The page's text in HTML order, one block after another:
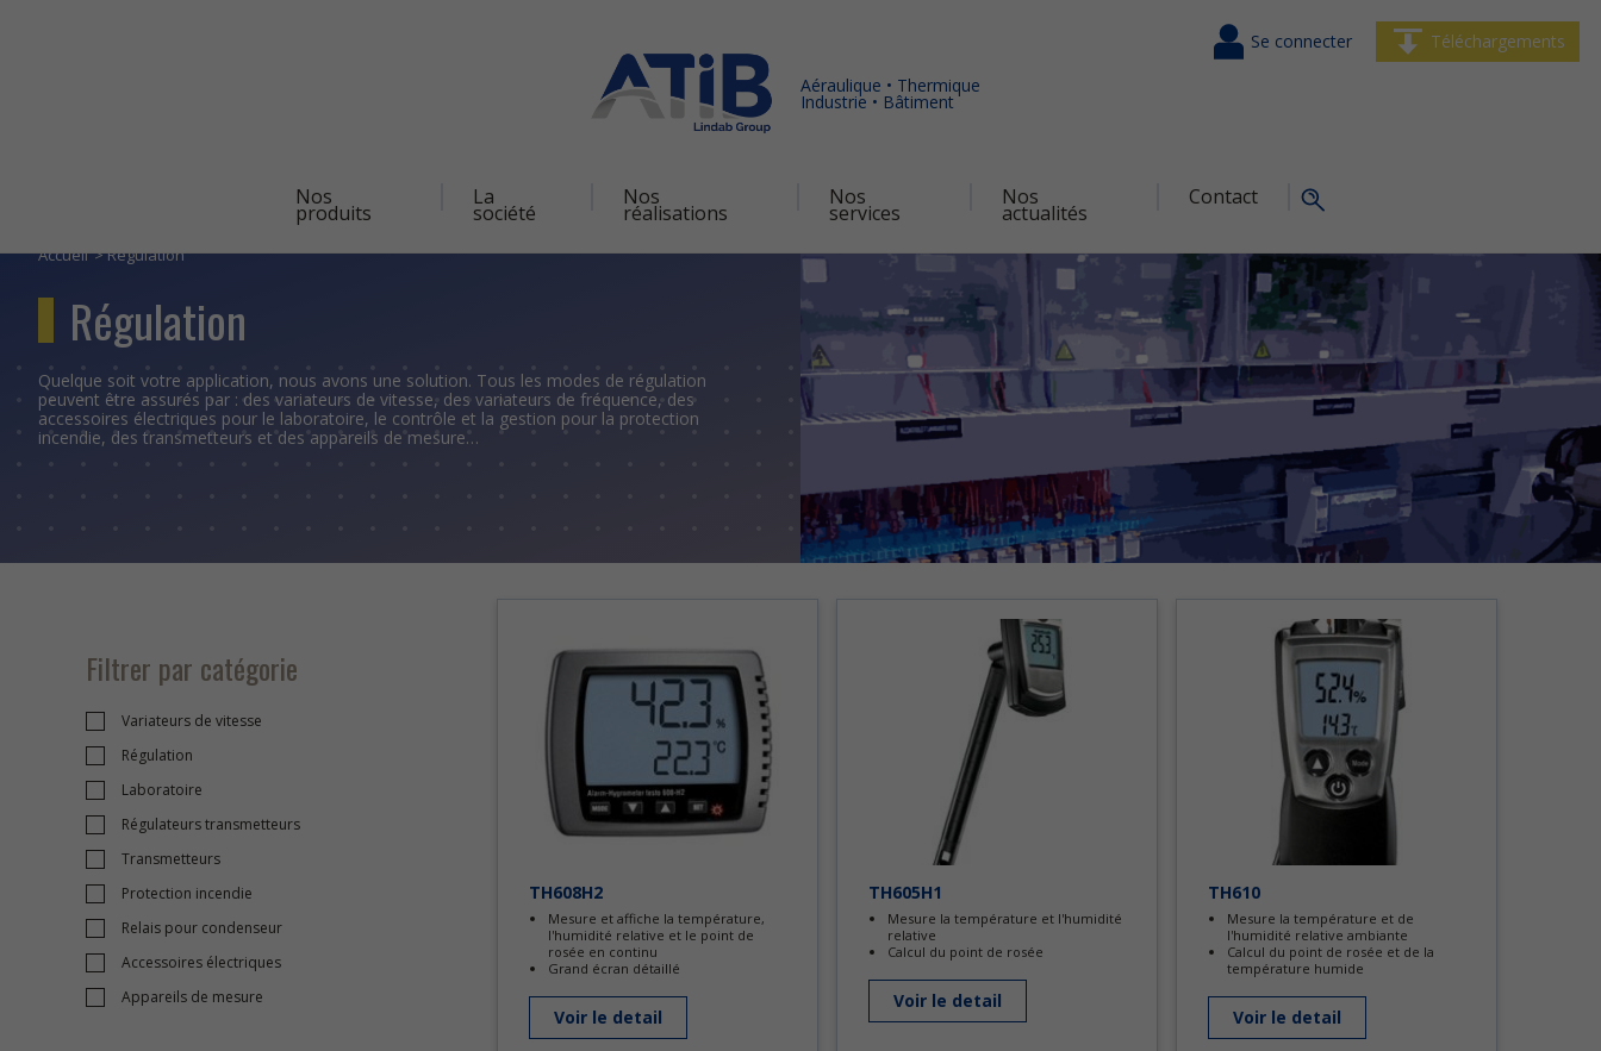
principal
Aéraulique • Thermique
Industrie • Bâtiment
Nos
produits
La
société
Nos
réalisations
Nos
services
Nos
actualités
Contact
Se connecter Téléchargements
Accueil Régulation
Régulation
Quelque soit votre application, nous avons une solution. Tous les modes de régulation
peuvent être assurés par : des variateurs de vitesse, des variateurs de fréquence, des
accessoires électriques pour le laboratoire, le contrôle et la gestion pour la protection
incendie, des transmetteurs et des appareils de mesure…
Filtrer par catégorie
Variateurs de vitesse
Régulation
Laboratoire
Régulateurs transmetteurs
Transmetteurs
Protection incendie
Relais pour condenseur
Accessoires électriques
Appareils de mesure
TH608H2
Mesure et affiche la température,
l'humidité relative et le point de
rosée en continu
Grand écran détaillé
Voir le detail
TH605H1
Mesure la température et l'humidité
relative
Calcul du point de rosée
Voir le detail
TH610
Mesure la température et de
l'humidité relative ambiante
Calcul du point de rosée et de la
température humide
Voir le detail